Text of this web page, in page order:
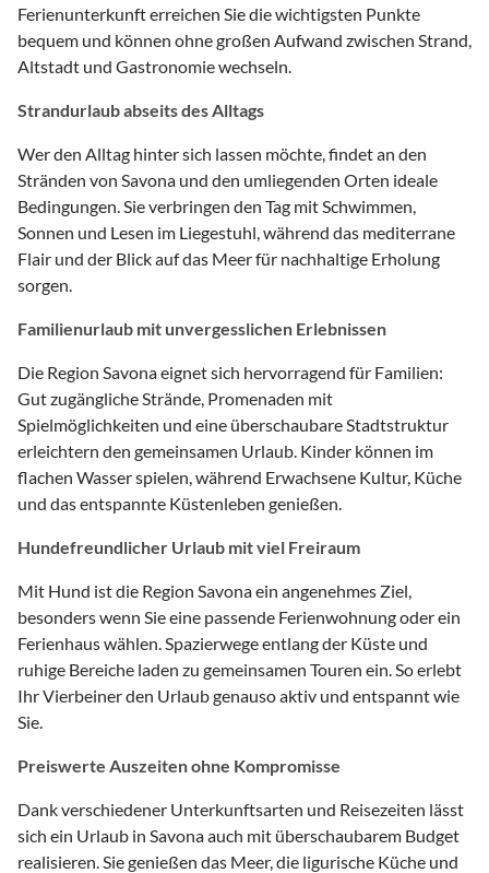
Ferienunterkunft erreichen Sie die wichtigsten Punkte
bequem und können ohne großen Aufwand zwischen Strand,
Altstadt und Gastronomie wechseln.
Strandurlaub abseits des Alltags
Wer den Alltag hinter sich lassen möchte, findet an den
Stränden von Savona und den umliegenden Orten ideale
Bedingungen. Sie verbringen den Tag mit Schwimmen,
Sonnen und Lesen im Liegestuhl, während das mediterrane
Flair und der Blick auf das Meer für nachhaltige Erholung
sorgen.
Familienurlaub mit unvergesslichen Erlebnissen
Die Region Savona eignet sich hervorragend für Familien:
Gut zugängliche Strände, Promenaden mit
Spielmöglichkeiten und eine überschaubare Stadtstruktur
erleichtern den gemeinsamen Urlaub. Kinder können im
flachen Wasser spielen, während Erwachsene Kultur, Küche
und das entspannte Küstenleben genießen.
Hundefreundlicher Urlaub mit viel Freiraum
Mit Hund ist die Region Savona ein angenehmes Ziel,
besonders wenn Sie eine passende Ferienwohnung oder ein
Ferienhaus wählen. Spazierwege entlang der Küste und
ruhige Bereiche laden zu gemeinsamen Touren ein. So erlebt
Ihr Vierbeiner den Urlaub genauso aktiv und entspannt wie
Sie.
Preiswerte Auszeiten ohne Kompromisse
Dank verschiedener Unterkunftsarten und Reisezeiten lässt
sich ein Urlaub in Savona auch mit überschaubarem Budget
realisieren. Sie genießen das Meer, die ligurische Küche und